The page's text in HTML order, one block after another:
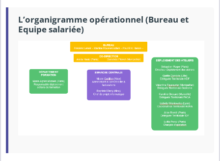
L’organigramme opérationnel (Bureau et
Equipe salariée)